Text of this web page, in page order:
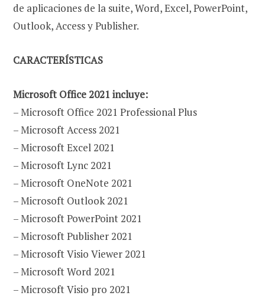
de aplicaciones de la suite, Word, Excel, PowerPoint,
Outlook, Access y Publisher.
CARACTERÍSTICAS
Microsoft Office 2021 incluye:
– Microsoft Office 2021 Professional Plus
– Microsoft Access 2021
– Microsoft Excel 2021
– Microsoft Lync 2021
– Microsoft OneNote 2021
– Microsoft Outlook 2021
– Microsoft PowerPoint 2021
– Microsoft Publisher 2021
– Microsoft Visio Viewer 2021
– Microsoft Word 2021
– Microsoft Visio pro 2021